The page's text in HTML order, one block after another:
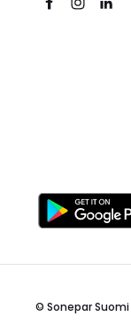
© Sonepar Suomi